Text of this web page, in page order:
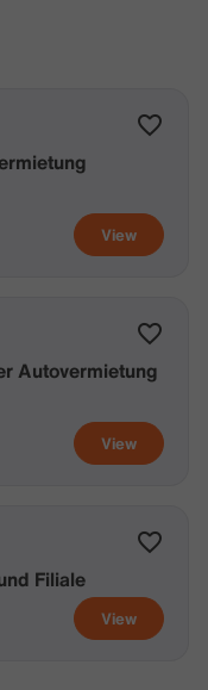
View
View
Autovermietung
View
Filiale